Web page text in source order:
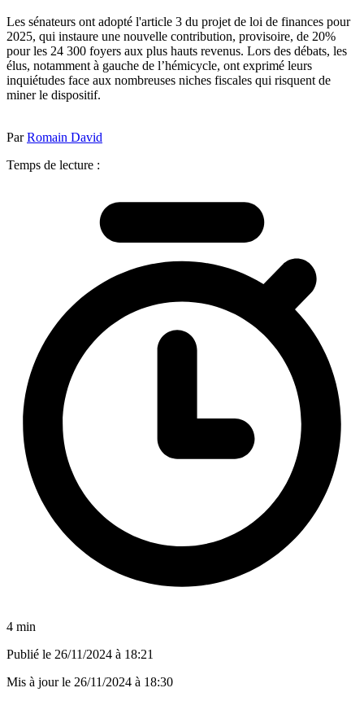
Les sénateurs ont adopté l'article 3 du projet de loi de finances pour
2025, qui instaure une nouvelle contribution, provisoire, de 20%
pour les 24 300 foyers aux plus hauts revenus. Lors des débats, les
élus, notamment à gauche de l’hémicycle, ont exprimé leurs
inquiétudes face aux nombreuses niches fiscales qui risquent de
miner le dispositif.
ParRomain David
Temps de lecture :
4 min
Publié le 26/11/2024 à 18:21
Mis à jour le 26/11/2024 à 18:30